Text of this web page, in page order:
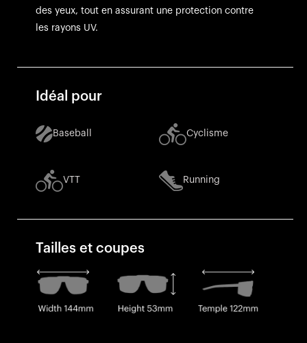
des yeux, tout en assurant une protection contre
les rayons UV.
Idéal pour
Baseball Cyclisme
VTT Running
Tailles et coupes